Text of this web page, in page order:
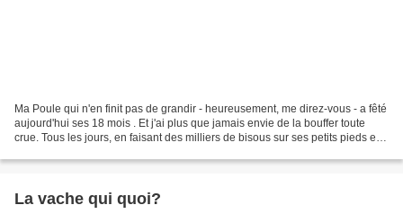
Ma Poule qui n'en finit pas de grandir - heureusement, me direz-vous - a fêté
aujourd'hui ses 18 mois . Et j'ai plus que jamais envie de la bouffer toute
crue. Tous les jours, en faisant des milliers de bisous sur ses petits pieds et
La vache qui quoi?